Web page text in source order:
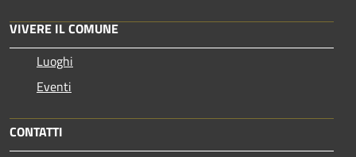
VIVERE IL COMUNE
Luoghi
Eventi
CONTATTI